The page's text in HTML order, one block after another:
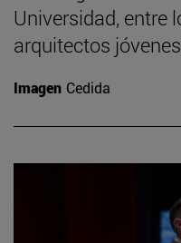
Universidad, entre
arquitectos
Imagen Cedida